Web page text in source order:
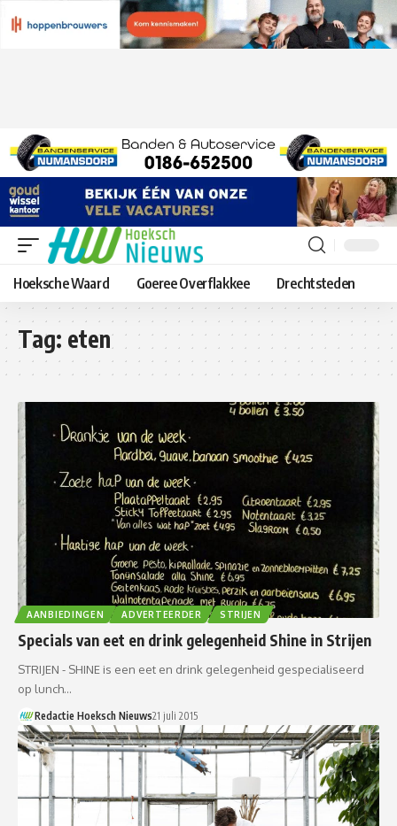
Hoeksche Waard Goeree Overflakkee Drechtsteden
Tag: eten
AANBIEDINGEN ADVERTEERDER STRIJEN
Specials van eet en drink gelegenheid Shine in Strijen
STRIJEN - SHINE is een eet en drink gelegenheid gespecialiseerd
op lunch…
Redactie Hoeksch Nieuws21 juli 2015